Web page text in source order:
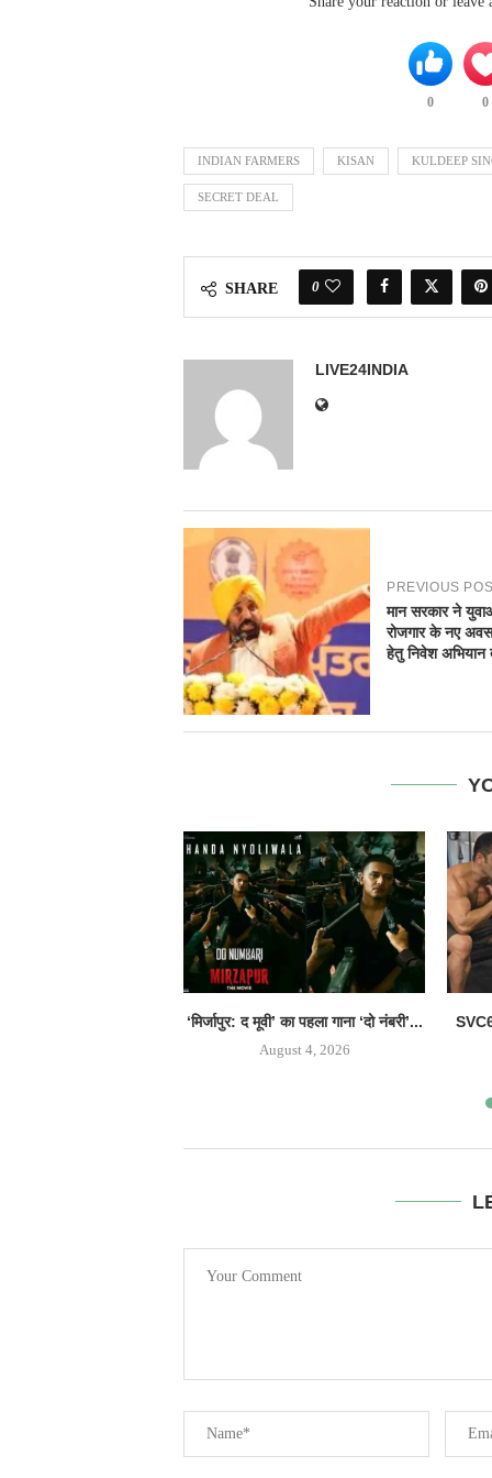
0 0
INDIAN FARMERS KISAN KULDEEP
SECRET DEAL
SHARE 0
LIVE24INDIA
PREVIOUS
मान सरकार ने
रोजगार के नए
हेतु निवेश अभियान
‘मिर्जापुर: द मूवी’ का पहला गाना ‘दो नंबरी’...
August 4, 2026